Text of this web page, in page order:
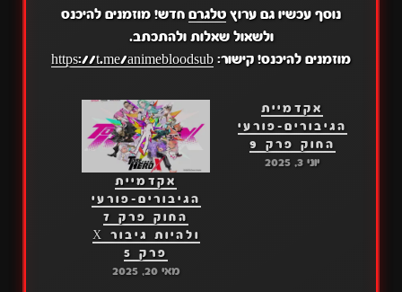
נוסף עכשיו גם ערוץטלגרםחדש! מוזמנים להיכנס
ולשאול שאלות ולהתכתב.
מוזמנים להיכנס! קישור: https://t.me/animebloodsub
אקדמיית
הגיבורים-פורעי
החוק פרק 9
יוני 3, 2025
אקדמיית
הגיבורים-פורעי
החוק פרק 7
ולהיות גיבור X
פרק 5
מאי 20, 2025